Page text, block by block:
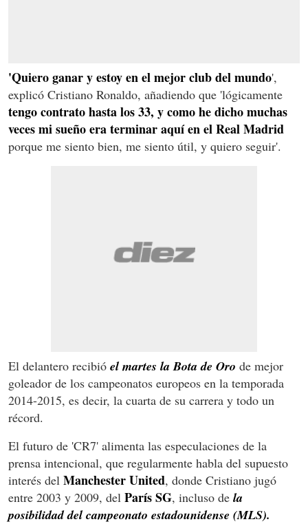
'Quiero ganar y estoy en el mejor club del mundo',
explicó Cristiano Ronaldo, añadiendo que 'lógicamente
tengo contrato hasta los 33, y como he dicho muchas
veces mi sueño era terminar aquí en el Real Madrid
porque me siento bien, me siento útil, y quiero seguir'.
El delantero recibió el martes la Bota de Oro de mejor
goleador de los campeonatos europeos en la temporada
2014-2015, es decir, la cuarta de su carrera y todo un
récord.
El futuro de 'CR7' alimenta las especulaciones de la
prensa intencional, que regularmente habla del supuesto
interés del Manchester United, donde Cristiano jugó
entre 2003 y 2009, del París SG, incluso de la
posibilidad del campeonato estadounidense (MLS).